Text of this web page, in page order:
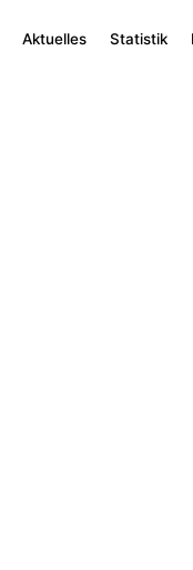
Aktuelles Statistik